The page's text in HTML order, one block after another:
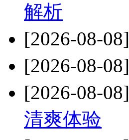
解析
[2026-08-08]
[2026-08-08]
[2026-08-08]
清爽体验